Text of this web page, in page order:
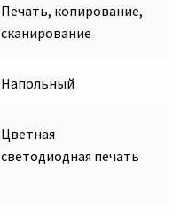
Печать, копирование,
сканирование
Напольный
Цветная
cветодиодная печать